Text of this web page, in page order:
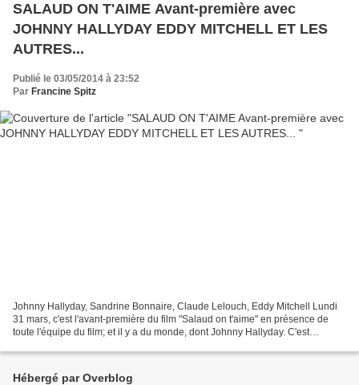
SALAUD ON T'AIME Avant-première avec
JOHNNY HALLYDAY EDDY MITCHELL ET LES
AUTRES...
Publié le 03/05/2014 à 23:52
Par Francine Spitz
Johnny Hallyday, Sandrine Bonnaire, Claude Lelouch, Eddy Mitchell Lundi
31 mars, c'est l'avant-première du film "Salaud on t'aime" en présence de
toute l'équipe du film; et il y a du monde, dont Johnny Hallyday. C'est
Hébergé par Overblog